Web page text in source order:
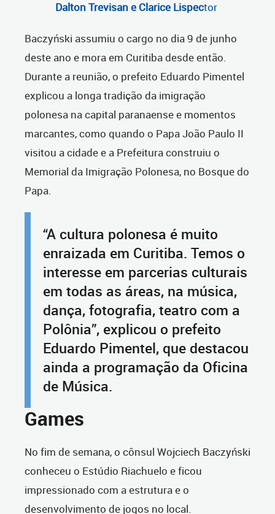
Dalton Trevisan e Clarice Lispector
Baczyński assumiu o cargo no dia 9 de junho
deste ano e mora em Curitiba desde então.
Durante a reunião, o prefeito Eduardo Pimentel
explicou a longa tradição da imigração
polonesa na capital paranaense e momentos
marcantes, como quando o Papa João Paulo II
visitou a cidade e a Prefeitura construiu o
Memorial da Imigração Polonesa, no Bosque do
Papa.
“A cultura polonesa é muito
enraizada em Curitiba. Temos o
interesse em parcerias culturais
em todas as áreas, na música,
dança, fotografia, teatro com a
Polônia”, explicou o prefeito
Eduardo Pimentel, que destacou
ainda a programação da Oficina
de Música.
Games
No fim de semana, o cônsul Wojciech Baczyński
conheceu o Estúdio Riachuelo e ficou
impressionado com a estrutura e o
desenvolvimento de jogos no local.